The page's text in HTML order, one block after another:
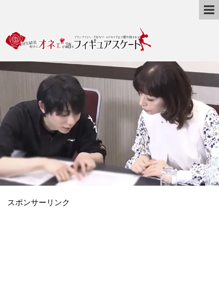
スポンサーリンク